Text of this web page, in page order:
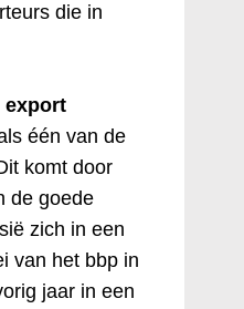
die in
export
één van de
komt door
de goede
zich in een
van het bbp in
jaar in een